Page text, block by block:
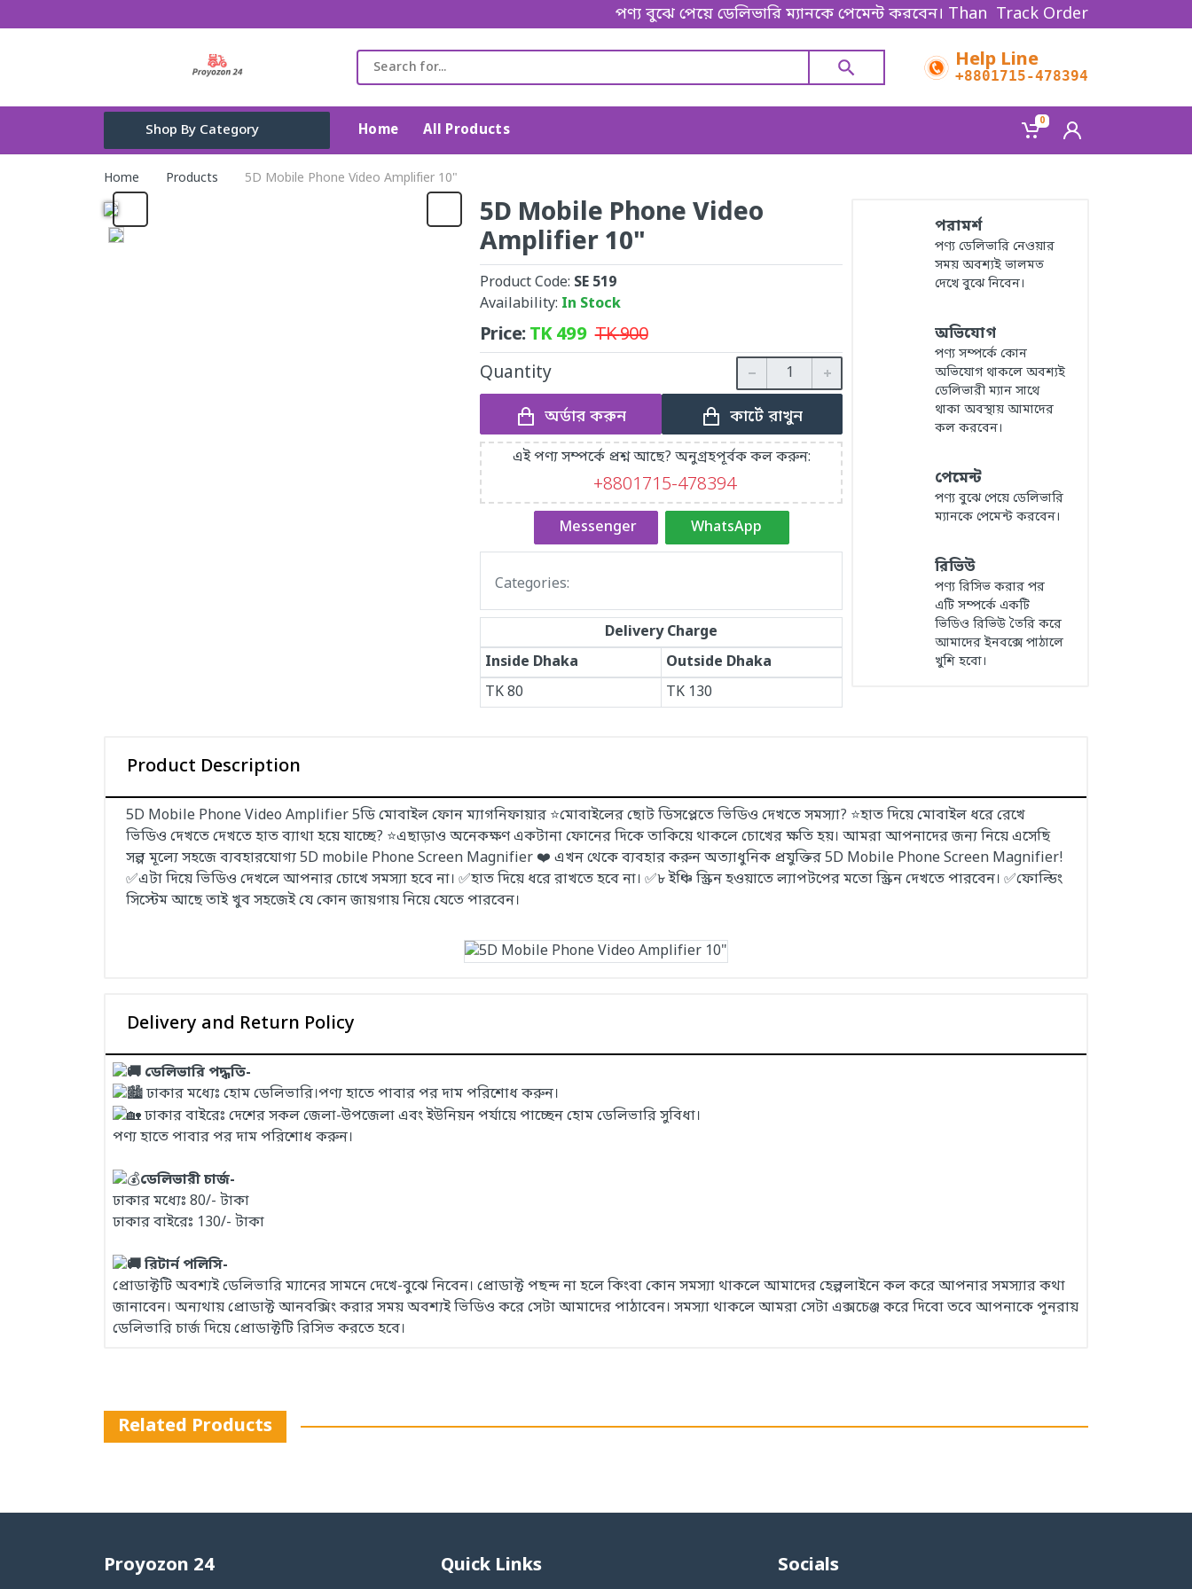
পণ্য বুঝে পেয়ে ডেলিভারি ম্যানকে পেমেন্ট করবেন। Thanks for shopping!
Track Order
Help Line
+8801715-478394
Gadget & Electronics
Cleaning Supplies
Toys, Kids & Baby
Shop By Category Home All Products
0
Home Products 5D Mobile Phone Video Amplifier 10"
5D Mobile Phone Video
Amplifier 10"
Product Code: SE 519
Availability: In Stock
Price:TK499 TK900
Quantity
অর্ডার করুন কার্টে রাখুন
এই পণ্য সম্পর্কে প্রশ্ন আছে? অনুগ্রহপূর্বক কল করুন:
+8801715-478394
Messenger WhatsApp
Categories:
Delivery Charge
Inside Dhaka
Outside Dhaka
TK80 TK 130
পরামর্শ
পণ্য ডেলিভারি নেওয়ার
সময় অবশ্যই ভালমত
দেখে বুঝে নিবেন।
অভিযোগ
পণ্য সম্পর্কে কোন
অভিযোগ থাকলে অবশ্যই
ডেলিভারী ম্যান সাথে
থাকা অবস্থায় আমাদের
কল করবেন।
পেমেন্ট
পণ্য বুঝে পেয়ে ডেলিভারি
ম্যানকে পেমেন্ট করবেন।
রিভিউ
পণ্য রিসিভ করার পর
এটি সম্পর্কে একটি
ভিডিও রিভিউ তৈরি করে
আমাদের ইনবক্সে পাঠালে
খুশি হবো।
Product Description
5D Mobile Phone Video Amplifier 5ডি মোবাইল ফোন ম্যাগনিফায়ার ⭐মোবাইলের ছোট ডিসপ্লেতে ভিডিও দেখতে সমস্যা? ⭐হাত দিয়ে মোবাইল ধরে রেখে
ভিডিও দেখতে দেখতে হাত ব্যাথা হয়ে যাচ্ছে? ⭐এছাড়াও অনেকক্ষণ একটানা ফোনের দিকে তাকিয়ে থাকলে চোখের ক্ষতি হয়। আমরা আপনাদের জন্য নিয়ে এসেছি
সল্প মূল্যে সহজে ব্যবহারযোগ্য 5D mobile Phone Screen Magnifier ❤️ এখন থেকে ব্যবহার করুন অত্যাধুনিক প্রযুক্তির 5D Mobile Phone Screen Magnifier!
✅এটা দিয়ে ভিডিও দেখলে আপনার চোখে সমস্যা হবে না। ✅হাত দিয়ে ধরে রাখতে হবে না। ✅৮ ইঞ্চি স্ক্রিন হওয়াতে ল্যাপটপের মতো স্ক্রিন দেখতে পারবেন। ✅ফোল্ডিং
সিস্টেম আছে তাই খুব সহজেই যে কোন জায়গায় নিয়ে যেতে পারবেন।
Delivery and Return Policy
ডেলিভারি পদ্ধতি-
ঢাকার মধ্যেঃ হোম ডেলিভারি।পণ্য হাতে পাবার পর দাম পরিশোধ করুন।
ঢাকার বাইরেঃ দেশের সকল জেলা-উপজেলা এবং ইউনিয়ন পর্যায়ে পাচ্ছেন হোম ডেলিভারি সুবিধা।
পণ্য হাতে পাবার পর দাম পরিশোধ করুন।
ডেলিভারী চার্জ-
ঢাকার মধ্যেঃ 80/- টাকা
ঢাকার বাইরেঃ 130/- টাকা
রিটার্ন পলিসি-
প্রোডাক্টটি অবশ্যই ডেলিভারি ম্যানের সামনে দেখে-বুঝে নিবেন। প্রোডাক্ট পছন্দ না হলে কিংবা কোন সমস্যা থাকলে আমাদের হেল্পলাইনে কল করে আপনার সমস্যার কথা
জানাবেন। অন্যথায় প্রোডাক্ট আনবক্সিং করার সময় অবশ্যই ভিডিও করে সেটা আমাদের পাঠাবেন। সমস্যা থাকলে আমরা সেটা এক্সচেঞ্জ করে দিবো তবে আপনাকে পুনরায়
ডেলিভারি চার্জ দিয়ে প্রোডাক্টটি রিসিভ করতে হবে।
Related Products
Proyozon 24 Quick Links Socials